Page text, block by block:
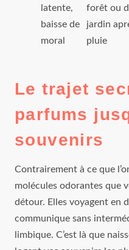
latente,
baisse de
moral
forêt ou
jardin
pluie
Le trajet
parfums
souvenirs
Contrairement à ce que
molécules odorantes que
détour. Elles voyagent en
communique sans
limbique. C’est là que